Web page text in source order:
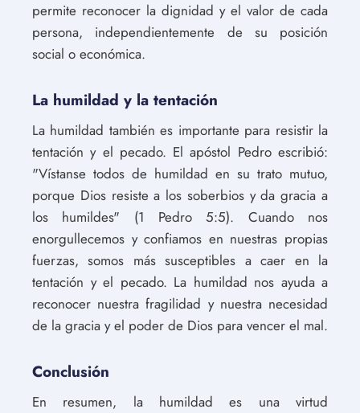
permite reconocer la dignidad y el valor de cada
persona, independientemente de su posición
social o económica.
La humildad y la tentación
La humildad también es importante para resistir la
tentación y el pecado. El apóstol Pedro escribió:
"Vístanse todos de humildad en su trato mutuo,
porque Dios resiste a los soberbios y da gracia a
los humildes" (1 Pedro 5:5). Cuando nos
enorgullecemos y confiamos en nuestras propias
fuerzas, somos más susceptibles a caer en la
tentación y el pecado. La humildad nos ayuda a
reconocer nuestra fragilidad y nuestra necesidad
de la gracia y el poder de Dios para vencer el mal.
Conclusión
En resumen, la humildad es una virtud